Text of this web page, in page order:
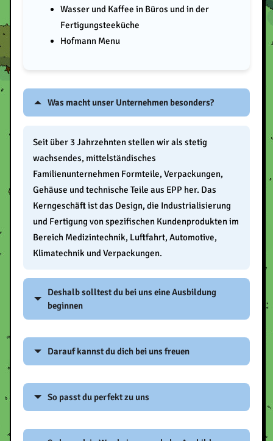
Wasser und Kaffee in Büros und in der
Fertigungsteeküche
Hofmann Menu
Was macht unser Unternehmen besonders?
Seit über 3 Jahrzehnten stellen wir als stetig
wachsendes, mittelständisches
Familienunternehmen Formteile, Verpackungen,
Gehäuse und technische Teile aus EPP her. Das
Kerngeschäft ist das Design, die Industrialisierung
und Fertigung von spezifischen Kundenprodukten im
Bereich Medizintechnik, Luftfahrt, Automotive,
Klimatechnik und Verpackungen.
Deshalb solltest du bei uns eine Ausbildung
beginnen
Du bekommst bei uns das Komplettpaket und wirst
gemäß Ausbildungsplan in allen Bereichen und
Abteilungen ausgebildet und unterwiesen. Nach den
ersten Lernschritten darfst du dich in
selbstständigem Arbeiten erproben. Wir stellen
Seite, die mit dir die täglichen Aufgaben planen und
Darauf kannst du dich bei uns freuen
Es wartet ein freundliches Team mit viel Spaß bei der
Arbeit. Man sieht sofort, was jeder einzelne
geschafft hat und wie er sich entwickelt. Die
Auszubildenden arbeiten zusammen an Projekten
So passt du perfekt zu uns
Du bist pünktlich und verantwortungsbewusst, bist